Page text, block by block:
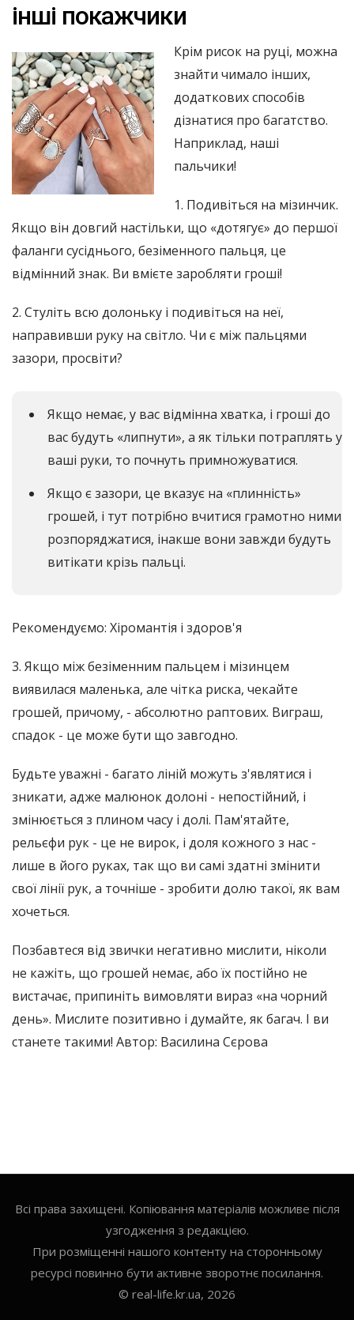
інші покажчики
Крім рисок на руці, можна
знайти чимало інших,
додаткових способів
дізнатися про багатство.
Наприклад, наші
пальчики!
1. Подивіться на мізинчик.
Якщо він довгий настільки, що «дотягує» до першої
фаланги сусіднього, безіменного пальця, це
відмінний знак. Ви вмієте заробляти гроші!
2. Стуліть всю долоньку і подивіться на неї,
направивши руку на світло. Чи є між пальцями
зазори, просвіти?
Якщо немає, у вас відмінна хватка, і гроші до
вас будуть «липнути», а як тільки потраплять у
ваші руки, то почнуть примножуватися.
Якщо є зазори, це вказує на «плинність»
грошей, і тут потрібно вчитися грамотно ними
розпоряджатися, інакше вони завжди будуть
витікати крізь пальці.
Рекомендуємо: Хіромантія і здоров'я
3. Якщо між безіменним пальцем і мізинцем
виявилася маленька, але чітка риска, чекайте
грошей, причому, - абсолютно раптових. Виграш,
спадок - це може бути що завгодно.
Будьте уважні - багато ліній можуть з'являтися і
зникати, адже малюнок долоні - непостійний, і
змінюється з плином часу і долі. Пам'ятайте,
рельєфи рук - це не вирок, і доля кожного з нас -
лише в його руках, так що ви самі здатні змінити
свої лінії рук, а точніше - зробити долю такої, як вам
хочеться.
Позбавтеся від звички негативно мислити, ніколи
не кажіть, що грошей немає, або їх постійно не
вистачає, припиніть вимовляти вираз «на чорний
день». Мислите позитивно і думайте, як багач. І ви
станете такими! Автор: Василина Сєрова
Всі права захищені. Копіювання матеріалів можливе після
узгодження з редакцією.
При розміщенні нашого контенту на сторонньому
ресурсі повинно бути активне зворотнє посилання.
© real-life.kr.ua, 2026